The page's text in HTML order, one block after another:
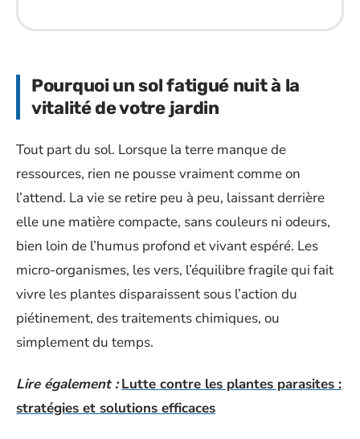
Pourquoi un sol fatigué nuit à la
vitalité de votre jardin
Tout part du sol. Lorsque la terre manque de
ressources, rien ne pousse vraiment comme on
l’attend. La vie se retire peu à peu, laissant derrière
elle une matière compacte, sans couleurs ni odeurs,
bien loin de l’humus profond et vivant espéré. Les
micro-organismes, les vers, l’équilibre fragile qui fait
vivre les plantes disparaissent sous l’action du
piétinement, des traitements chimiques, ou
simplement du temps.
Lire également : Lutte contre les plantes parasites :
stratégies et solutions efficaces